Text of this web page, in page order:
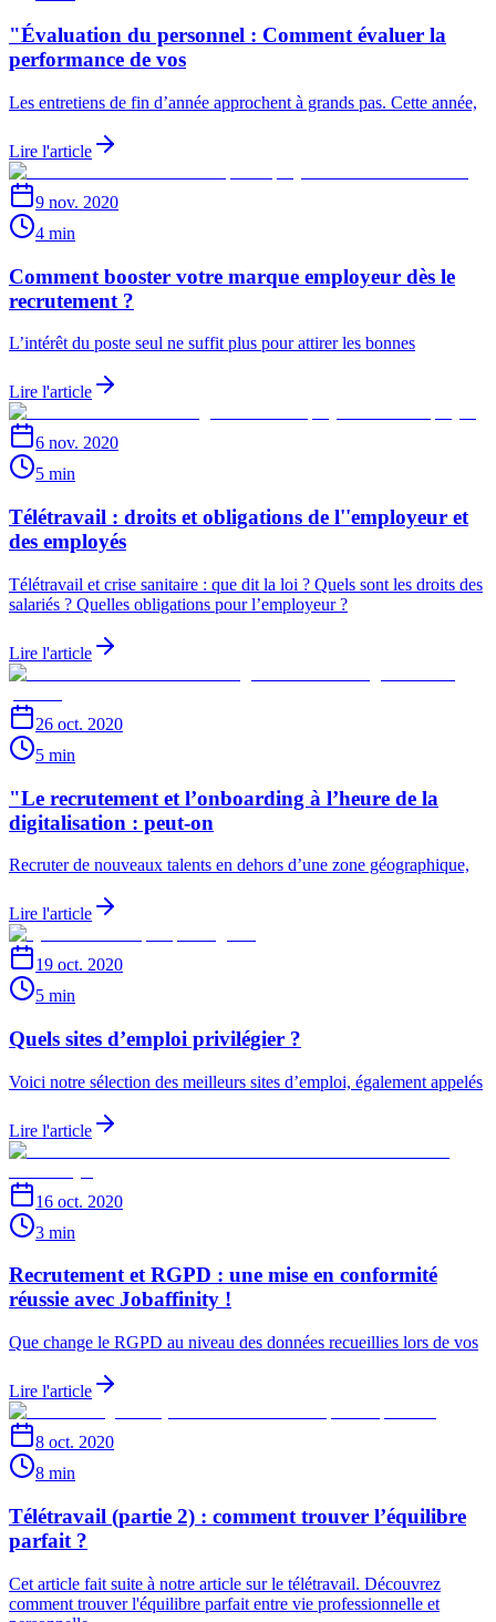
"Évaluation du personnel : Comment évaluer la
performance de vos
Les entretiens de fin d’année approchent à grands pas. Cette année,
Lire l'article
9 nov. 2020
4 min
Comment booster votre marque employeur dès le
recrutement ?
L’intérêt du poste seul ne suffit plus pour attirer les bonnes
Lire l'article
6 nov. 2020
5 min
Télétravail : droits et obligations de l''employeur et
des employés
Télétravail et crise sanitaire : que dit la loi ? Quels sont les droits des
salariés ? Quelles obligations pour l’employeur ?
Lire l'article
26 oct. 2020
5 min
"Le recrutement et l’onboarding à l’heure de la
digitalisation : peut-on
Recruter de nouveaux talents en dehors d’une zone géographique,
Lire l'article
19 oct. 2020
5 min
Quels sites d’emploi privilégier ?
Voici notre sélection des ​meilleurs sites d’emploi​, également appelés
Lire l'article
16 oct. 2020
3 min
Recrutement et RGPD : une mise en conformité
réussie avec Jobaffinity !
Que change le RGPD au niveau des données recueillies lors de vos
Lire l'article
8 oct. 2020
8 min
Télétravail (partie 2) : comment trouver l’équilibre
parfait ?
Cet article fait suite à notre article sur le télétravail. Découvrez
comment trouver l'équilibre parfait entre vie professionnelle et